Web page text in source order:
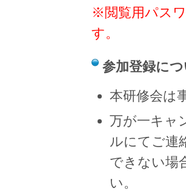
※閲覧用パス
す。
参加登録に
本研修会は
万が一キャ
ルにてご連
できない場
い。